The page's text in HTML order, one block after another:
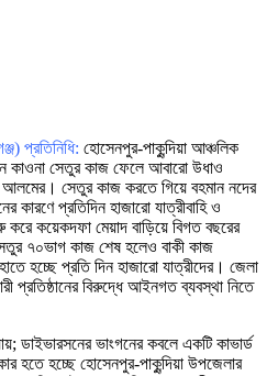
প্রতিনিধি: হোসেনপুর-পাকুন্দিয়া আঞ্চলিক
কাওনা সেতুর কাজ ফেলে আবারো উধাও
আলমের। সেতুর কাজ করতে গিয়ে বহমান নদের
কারণে প্রতিদিন হাজারো যাত্রীবাহি ও
কয়েকদফা মেয়াদ বাড়িয়ে বিগত বছরের
৭০ভাগ কাজ শেষ হলেও বাকী কাজ
হচ্ছে প্রতি দিন হাজারো যাত্রীদের। জেলা
প্রতিষ্ঠানের বিরুদ্ধে আইনগত ব্যবস্থা নিতে
ডাইভারসনের ভাংগনের কবলে একটি কাভার্ড
হতে হচ্ছে হোসেনপুর-পাকুন্দিয়া উপজেলার